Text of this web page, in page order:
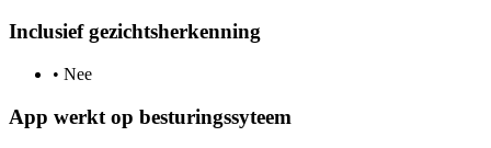
Inclusief gezichtsherkenning
• Nee
App werkt op besturingssyteem